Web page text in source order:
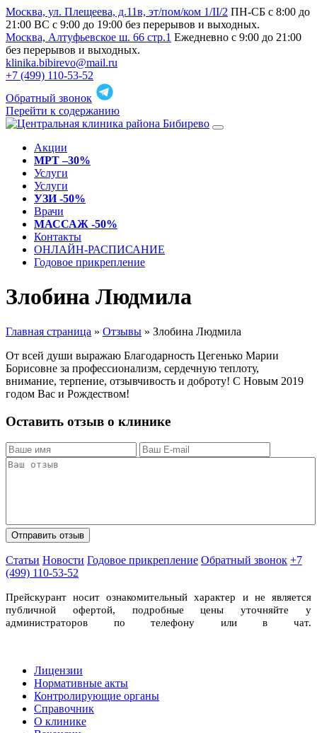
Москва, ул. Плещеева, д.11в, эт/пом/ком 1/II/2 ПН-СБ с 8:00 до
21:00 ВС с 9:00 до 19:00 без перерывов и выходных.
Москва, Алтуфьевское ш. 66 стр.1 Ежедневно с 9:00 до 21:00
без перерывов и выходных.
klinika.bibirevo@mail.ru
+7 (499) 110-53-52
Обратный звонок
Перейти к содержанию
Акции
МРТ –30%
Услуги
Услуги
УЗИ -50%
Врачи
МАССАЖ -50%
Контакты
ОНЛАЙН-РАСПИСАНИЕ
Годовое прикрепление
Злобина Людмила
Главная страница » Отзывы » Злобина Людмила
От всей души выражаю Благодарность Цегенько Марии
Борисовне за профессионализм, сердечную теплоту,
внимание, терпение, отзывчивость и доброту! С Новым 2019
годом Вас и Рождеством!
Оставить отзыв о клинике
Статьи Новости Годовое прикрепление Обратный звонок +7
(499) 110-53-52
Прейскурант носит ознакомительный характер и не является
публичной офертой, подробные цены уточняйте у
администраторов по телефону или в чат.
Лицензии
Нормативные акты
Контролирующие органы
Справочник
О клинике